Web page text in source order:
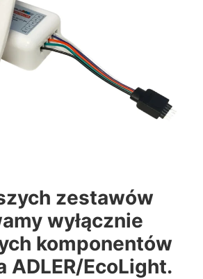
zestawów
wyłącznie
komponentów
ADLER/EcoLight.